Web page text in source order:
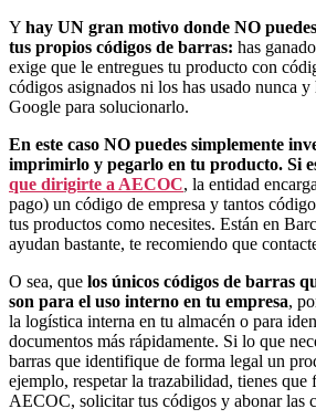
Y hay UN gran motivo donde NO
tus propios códigos de barras: has
exige que le entregues tu producto con
códigos asignados ni los has usado nunca y
Google para solucionarlo.
En este caso NO puedes simplemente
imprimirlo y pegarlo en tu producto. Si
que dirigirte a AECOC, la entidad
pago) un código de empresa y tantos
tus productos como necesites. Están en
ayudan bastante, te recomiendo que
O sea, que los únicos códigos de barras
son para el uso interno en tu empresa,
la logística interna en tu almacén o para
documentos más rápidamente. Si lo que
barras que identifique de forma legal un
ejemplo, respetar la trazabilidad, tienes que
AECOC, solicitar tus códigos y abonar las